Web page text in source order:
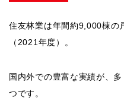
住友林業は年間約9,000棟の
（2021年度）。
国内外での豊富な実績が、
つです。